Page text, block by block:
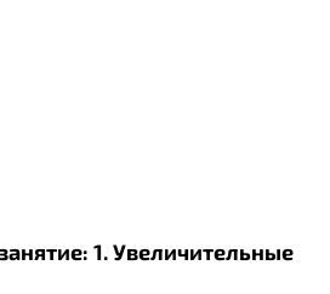
1. Увеличительные